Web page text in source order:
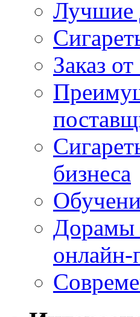
Лучшие
Заказ
бизнеса
Дорамы
онлайн-